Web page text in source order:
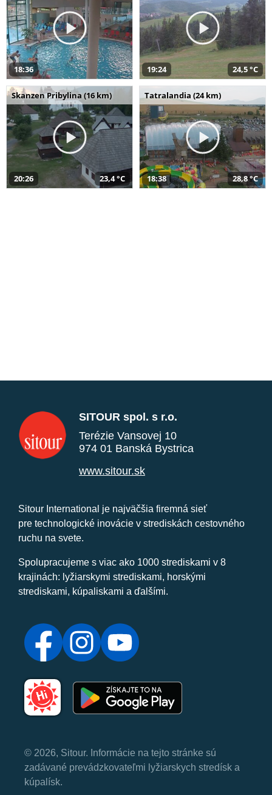
18:36 19:24 24,5 °C
Skanzen Pribylina (16 km)
20:26 23,4 °C
Tatralandia (24 km)
18:38 28,8 °C
SITOUR spol. s r.o.
Terézie Vansovej 10
974 01 Banská Bystrica
www.sitour.sk
Sitour International je najväčšia firemná sieť
pre technologické inovácie v strediskách cestovného
ruchu na svete.
Spolupracujeme s viac ako 1000 strediskami v 8
krajinách: lyžiarskymi strediskami, horskými
strediskami, kúpaliskami a ďalšími.
© 2026, Sitour. Informácie na tejto stránke sú
zadávané prevádzkovateľmi lyžiarskych stredísk a
kúpalísk.